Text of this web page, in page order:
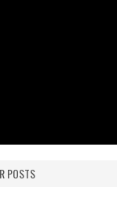
POSTS